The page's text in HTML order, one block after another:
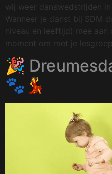
wij weer danswedstrijden
Wanneer je danst bij SDM
niveau en leeftijd) mee
moment om met je
🎉
🐾💃